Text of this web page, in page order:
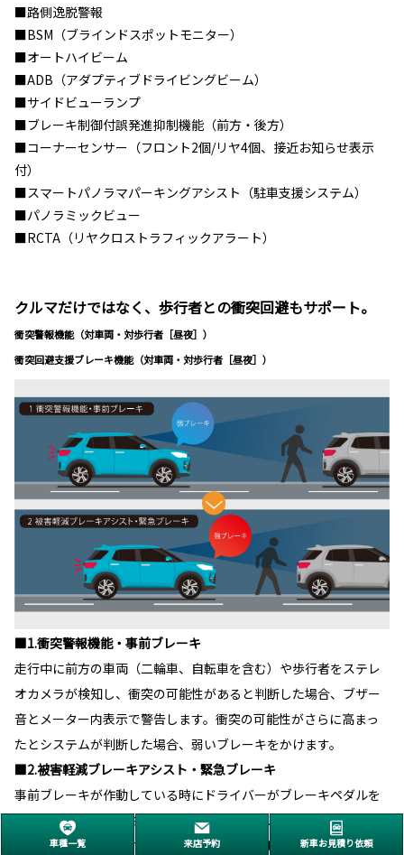
■路側逸脱警報
■BSM（ブラインドスポットモニター）
■オートハイビーム
■ADB（アダプティブドライビングビーム）
■サイドビューランプ
■ブレーキ制御付誤発進抑制機能（前方・後方）
■コーナーセンサー（フロント2個/リヤ4個、接近お知らせ表示
付）
■スマートパノラマパーキングアシスト（駐車支援システム）
■パノラミックビュー
■RCTA（リヤクロストラフィックアラート）
クルマだけではなく、歩行者との衝突回避もサポート。
衝突警報機能（対車両・対歩行者［昼夜］）
衝突回避支援ブレーキ機能（対車両・対歩行者［昼夜］）
■1.衝突警報機能・事前ブレーキ
走行中に前方の車両（二輪車、自転車を含む）や歩行者をステレ
オカメラが検知し、衝突の可能性があると判断した場合、ブザー
音とメーター内表示で警告します。衝突の可能性がさらに高まっ
たとシステムが判断した場合、弱いブレーキをかけます。
■2.被害軽減ブレーキアシスト・緊急ブレーキ
事前ブレーキが作動している時にドライバーがブレーキペダルを
踏み込むと、ブレーキアシストが作動し、ブレーキ制動力を高め
ます。衝突が避けられないとシステムが判断した場合、強いブレ
車種一覧 来店予約 新車お見積り依頼